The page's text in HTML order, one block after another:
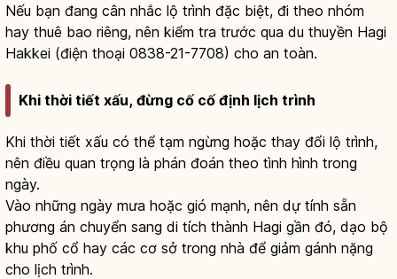
Nếu bạn đang cân nhắc lộ trình đặc biệt, đi theo nhóm
hay thuê bao riêng, nên kiểm tra trước qua du thuyền Hagi
Hakkei (điện thoại 0838-21-7708) cho an toàn.
Khi thời tiết xấu, đừng cố cố định lịch trình
Khi thời tiết xấu có thể tạm ngừng hoặc thay đổi lộ trình,
nên điều quan trọng là phán đoán theo tình hình trong
ngày.
Vào những ngày mưa hoặc gió mạnh, nên dự tính sẵn
phương án chuyển sang di tích thành Hagi gần đó, dạo bộ
khu phố cổ hay các cơ sở trong nhà để giảm gánh nặng
cho lịch trình.